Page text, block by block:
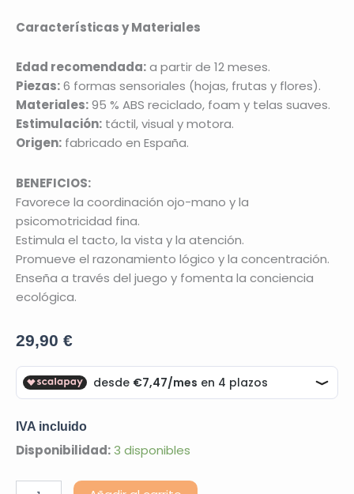
Características y Materiales
Edad recomendada:a partir de 12 meses.
Piezas:6 formas sensoriales (hojas, frutas y flores).
Materiales:95 % ABS reciclado, foam y telas suaves.
Estimulación: táctil, visual y motora.
Origen: fabricado en España.
BENEFICIOS:
Favorece la coordinación ojo-mano y la
psicomotricidad fina.
Estimula el tacto, la vista y la atención.
Promueve el razonamiento lógico y la concentración.
Enseña a través del juego y fomenta la conciencia
ecológica.
29,90 €
IVA incluido
Disponibilidad:3 disponibles
Árbol
Encajable